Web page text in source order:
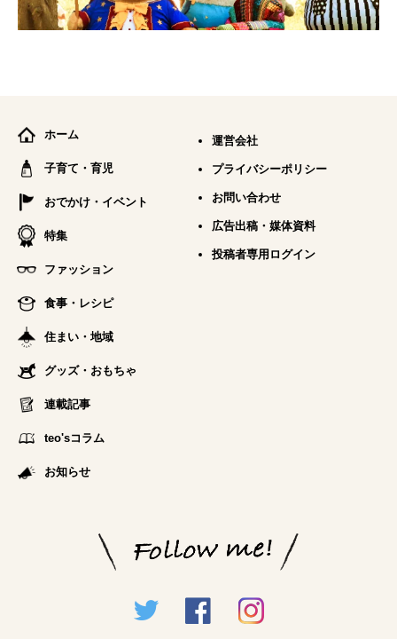
ホーム
子育て・育児
おでかけ・イベント
特集
ファッション
食事・レシピ
住まい・地域
グッズ・おもちゃ
連載記事
teo'sコラム
お知らせ
運営会社
プライバシーポリシー
お問い合わせ
広告出稿・媒体資料
投稿者専用ログイン